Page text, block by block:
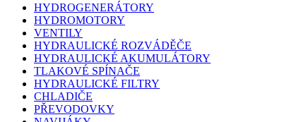
HYDROGENERÁTORY
HYDROMOTORY
VENTILY
HYDRAULICKÉ ROZVÁDĚČE
HYDRAULICKÉ AKUMULÁTORY
TLAKOVÉ SPÍNAČE
HYDRAULICKÉ FILTRY
CHLADIČE
PŘEVODOVKY